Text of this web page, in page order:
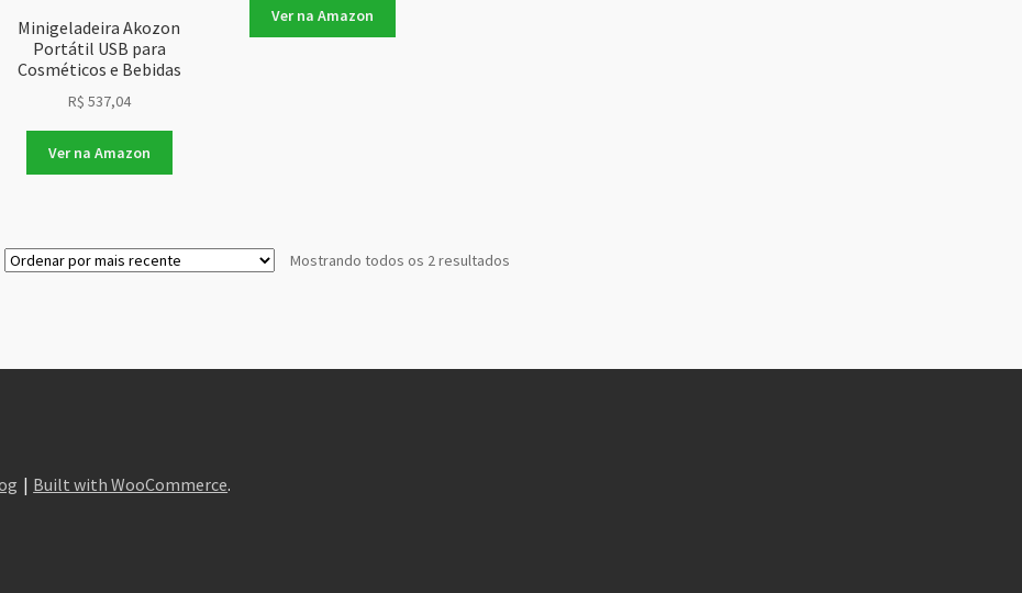
Minigeladeira Akozon
Portátil USB para
Cosméticos e Bebidas
R$ 537,04
Ver na Amazon
Ver na Amazon
Mostrando todos os 2 resultadosClassificado
Built with WooCommerce.